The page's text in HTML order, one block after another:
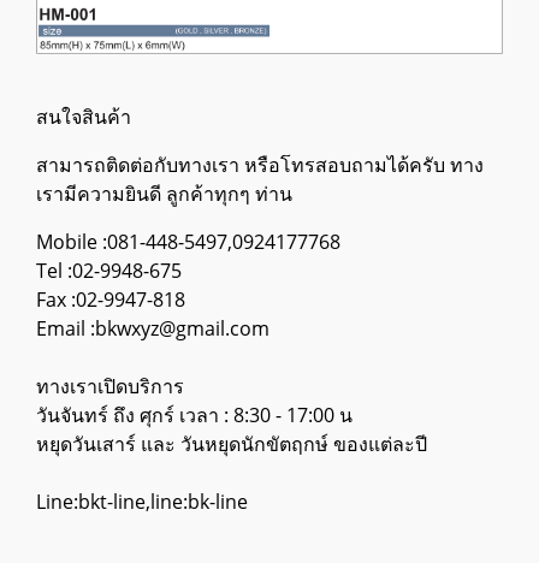
สนใจสินค้า
สามารถติดต่อกับทางเรา หรือโทรสอบถามได้ครับ ทาง
เรามีความยินดี ลูกค้าทุกๆ ท่าน
Mobile :081-448-5497,0924177768
Tel :02-9948-675
Fax :02-9947-818
Email :bkwxyz@gmail.com
ทางเราเปิดบริการ
วันจันทร์ ถึง ศุกร์ เวลา : 8:30 - 17:00 น
หยุดวันเสาร์ และ วันหยุดนักขัตฤกษ์ ของแต่ละปี
Line:bkt-line,line:bk-line